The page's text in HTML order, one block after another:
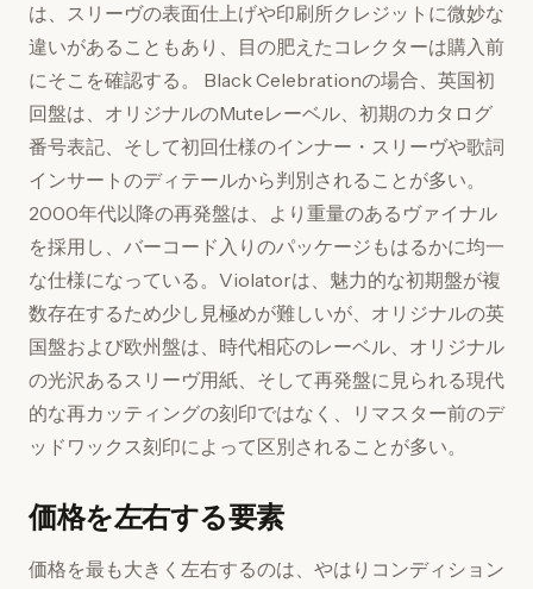
は、スリーヴの表面仕上げや印刷所クレジットに微妙な
違いがあることもあり、目の肥えたコレクターは購入前
にそこを確認する。 Black Celebrationの場合、英国初
回盤は、オリジナルのMuteレーベル、初期のカタログ
番号表記、そして初回仕様のインナー・スリーヴや歌詞
インサートのディテールから判別されることが多い。
2000年代以降の再発盤は、より重量のあるヴァイナル
を採用し、バーコード入りのパッケージもはるかに均一
な仕様になっている。Violatorは、魅力的な初期盤が複
数存在するため少し見極めが難しいが、オリジナルの英
国盤および欧州盤は、時代相応のレーベル、オリジナル
の光沢あるスリーヴ用紙、そして再発盤に見られる現代
的な再カッティングの刻印ではなく、リマスター前のデ
ッドワックス刻印によって区別されることが多い。
価格を左右する要素
価格を最も大きく左右するのは、やはりコンディション